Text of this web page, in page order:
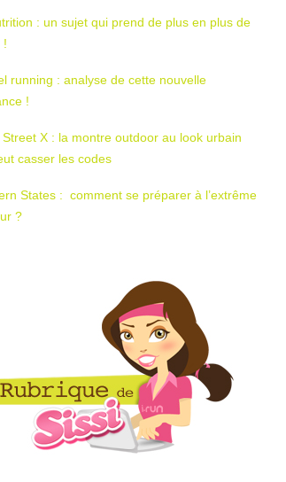
: un sujet qui prend de plus en plus de
!
running : analyse de cette nouvelle
!
Street X : la montre outdoor au look urbain
casser les codes
States : comment se préparer à l’extrême
?